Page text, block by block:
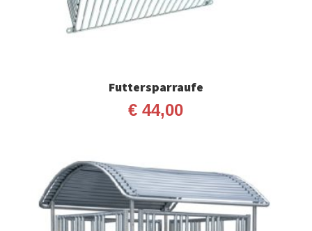
Futtersparraufe
€ 44,00